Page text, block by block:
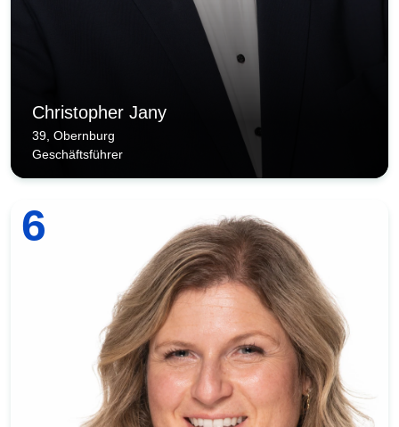
Christopher Jany
39, Obernburg
Geschäftsführer
6